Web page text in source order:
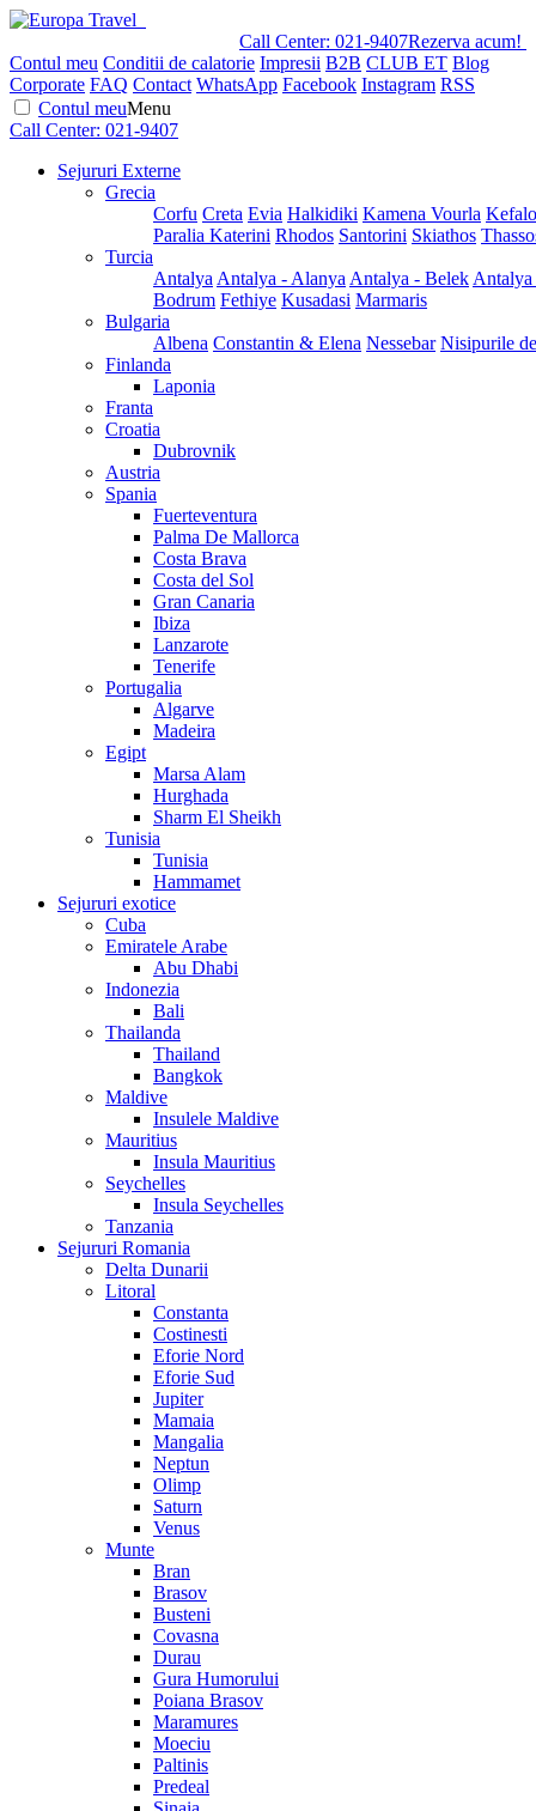
Call Center: 021-9407Rezerva acum!
Contul meu Conditii de calatorie Impresii B2B CLUB ET Blog
Corporate FAQ Contact WhatsApp Facebook Instagram RSS
Contul meuMenu
Call Center: 021-9407
Sejururi Externe
Grecia
Corfu Creta Evia Halkidiki Kamena Vourla
Paralia Katerini Rhodos Santorini Skiathos
Turcia
Antalya Antalya - Alanya Antalya - Belek
Bodrum Fethiye Kusadasi Marmaris
Bulgaria
Albena Constantin & Elena Nessebar Nisipurile
Finlanda
Laponia
Franta
Croatia
Dubrovnik
Austria
Spania
Fuerteventura
Palma De Mallorca
Costa Brava
Costa del Sol
Gran Canaria
Ibiza
Lanzarote
Tenerife
Portugalia
Algarve
Madeira
Egipt
Marsa Alam
Hurghada
Sharm El Sheikh
Tunisia
Tunisia
Hammamet
Sejururi exotice
Cuba
Emiratele Arabe
Abu Dhabi
Indonezia
Bali
Thailanda
Thailand
Bangkok
Maldive
Insulele Maldive
Mauritius
Insula Mauritius
Seychelles
Insula Seychelles
Tanzania
Sejururi Romania
Delta Dunarii
Litoral
Constanta
Costinesti
Eforie Nord
Eforie Sud
Jupiter
Mamaia
Mangalia
Neptun
Olimp
Saturn
Venus
Munte
Bran
Brasov
Busteni
Covasna
Durau
Gura Humorului
Poiana Brasov
Maramures
Moeciu
Paltinis
Predeal